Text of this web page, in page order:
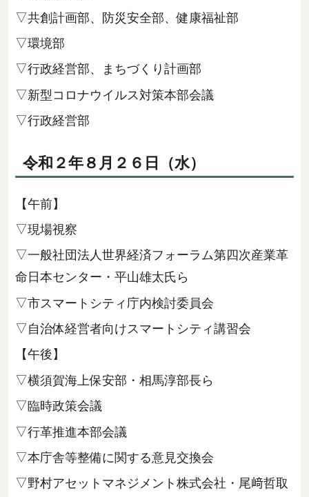
▽共創計画部、防災安全部、健康福祉部
▽環境部
▽行政経営部、まちづくり計画部
▽新型コロナウイルス対策本部会議
▽行政経営部
令和２年８月２６日（水）
【午前】
▽現場視察
▽一般社団法人世界経済フォーラム第四次産業革
命日本センター・平山雄太氏ら
▽市スマートシティ庁内検討委員会
▽自治体経営者向けスマートシティ講習会
【午後】
▽横須賀海上保安部・相馬淳部長ら
▽臨時政策会議
▽行革推進本部会議
▽本庁舎等整備に関する意見交換会
▽野村アセットマネジメント株式会社・尾﨑哲取